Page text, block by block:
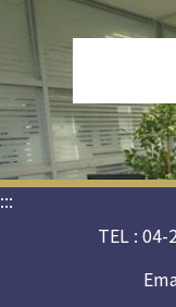
:::
TEL : 04-